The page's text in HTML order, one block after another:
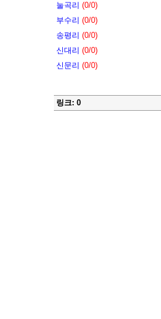
눌곡리 (0/0)
부수리 (0/0)
송평리 (0/0)
신대리 (0/0)
신문리 (0/0)
링크: 0